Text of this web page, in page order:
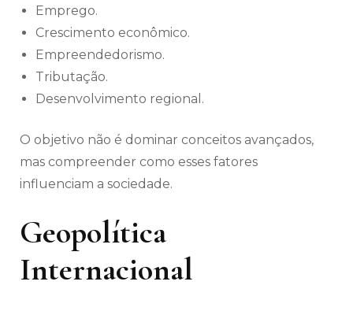
Emprego.
Crescimento econômico.
Empreendedorismo.
Tributação.
Desenvolvimento regional.
O objetivo não é dominar conceitos avançados,
mas compreender como esses fatores
influenciam a sociedade.
Geopolítica
Internacional